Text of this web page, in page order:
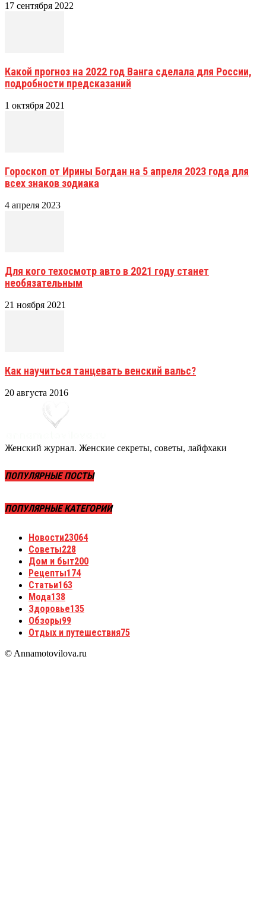
17 сентября 2022
Какой прогноз на 2022 год Ванга сделала для России,
подробности предсказаний
1 октября 2021
Гороскоп от Ирины Богдан на 5 апреля 2023 года для
всех знаков зодиака
4 апреля 2023
Для кого техосмотр авто в 2021 году станет
необязательным
21 ноября 2021
Как научиться танцевать венский вальс?
20 августа 2016
Женский журнал. Женские секреты, советы, лайфхаки
ПОПУЛЯРНЫЕ ПОСТЫ
ПОПУЛЯРНЫЕ КАТЕГОРИИ
Новости23064
Советы228
Дом и быт200
Рецепты174
Статьи163
Мода138
Здоровье135
Обзоры99
Отдых и путешествия75
© Annamotovilova.ru